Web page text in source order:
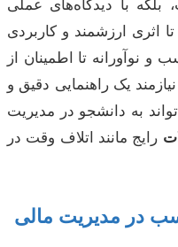
با دیدگاه‌های عملی
ارزشمند و کاربردی
تا اطمینان از
یک راهنمایی دقیق و
دانشجو در مدیریت
مانند اتلاف وقت در
مدیریت مالی